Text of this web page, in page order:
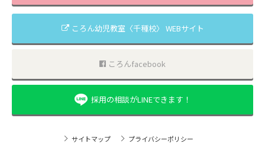
ころん幼児教室〈千種校〉 WEBサイト
ころんfacebook
採用の相談がLINEできます！
サイトマップ プライバシーポリシー